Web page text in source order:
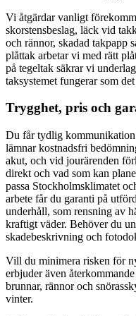
Vi åtgärdar vanligt
skorstensbeslag, läck vid
och rännor, skadad takpapp
plåttak arbetar vi med rätt
på tegeltak säkrar vi
taksystemet fungerar som det
Trygghet, pris och
Du får tydlig
lämnar kostnadsfri
akut, och vid jourärenden
direkt och vad som kan
passa Stockholmsklimatet
arbete får du garanti på
underhåll, som rensning av
kraftigt väder. Behöver du
skadebeskrivning och
Vill du minimera risken för
erbjuder även
brunnar, rännor och
vinter.